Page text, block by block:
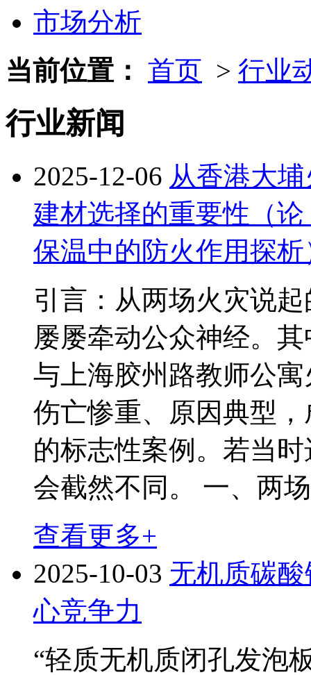
市场分析
当前位置： 首页 > 行业
行业新闻
2025-12-06 从香港大
建材选择的重要性（
保温中的防火作用探析
引言：从两场火灾说
屡屡牵动公众神经。
与上海胶州路教师公
伤亡惨重、原因典型
的标志性案例。若当
会截然不同。 一、两
查看更多+
2025-10-03 无机质碳
心竞争力
“轻质无机质闭孔发泡